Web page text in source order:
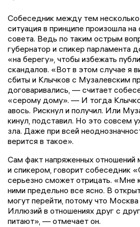
Собеседник между тем несколько
ситуация в принципе произошла
совета. Ведь по таким острым
губернатор и спикер парламента
«на берегу», чтобы избежать
скандалов. «Вот в этом случае я
сбиты и Клычков с Музалевским
договаривались, — считает
«серому дому». — И тогда
авось. Рискнул и получил. Или
кинул, подставил. Но это совсем
зла. Даже при всей
верится в такое».
Сам факт напряженных
и спикером, говорит собеседник
серьезно сможет отрицать. «Мне
ними предельно все ясно. В
могут перейти, потому что Москва
Иллюзий в отношениях друг с
питают», — отмечает он.